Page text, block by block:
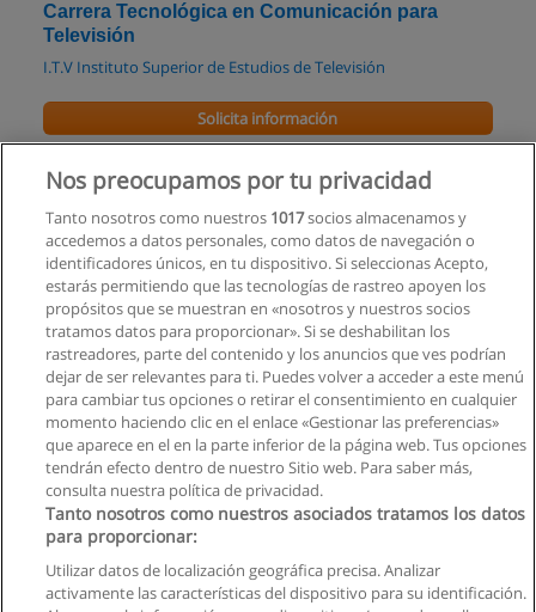
Carrera Tecnológica en Comunicación para
Televisión
I.T.V Instituto Superior de Estudios de Televisión
Solicita información
Carrera Tecnológica en Producción de Televisión
Solicita información
Carrera de Comunicación con énfasis en
Comunicación Empresarial
Universidad Ecotec
Solicita información
Privacidad de datos
Nos preocupamos por tu privacidad
Tanto nosotros como nuestros 1017socios almacenamos y
accedemos a datos personales, como datos de navegación o
identificadores únicos, en tu dispositivo. Si seleccionas Acepto,
estarás permitiendo que las tecnologías de rastreo apoyen los
propósitos que se muestran en «nosotros y nuestros socios
tratamos datos para proporcionar». Si se deshabilitan los
rastreadores, parte del contenido y los anuncios que ves podrían
dejar de ser relevantes para ti. Puedes volver a acceder a este menú
para cambiar tus opciones o retirar el consentimiento en cualquier
momento haciendo clic en el enlace «Gestionar las preferencias»
que aparece en el en la parte inferior de la página web. Tus opciones
tendrán efecto dentro de nuestro Sitio web. Para saber más,
consulta nuestra política de privacidad.
Tanto nosotros como nuestros asociados tratamos los datos
para proporcionar:
Utilizar datos de localización geográfica precisa. Analizar
activamente las características del dispositivo para su identificación.